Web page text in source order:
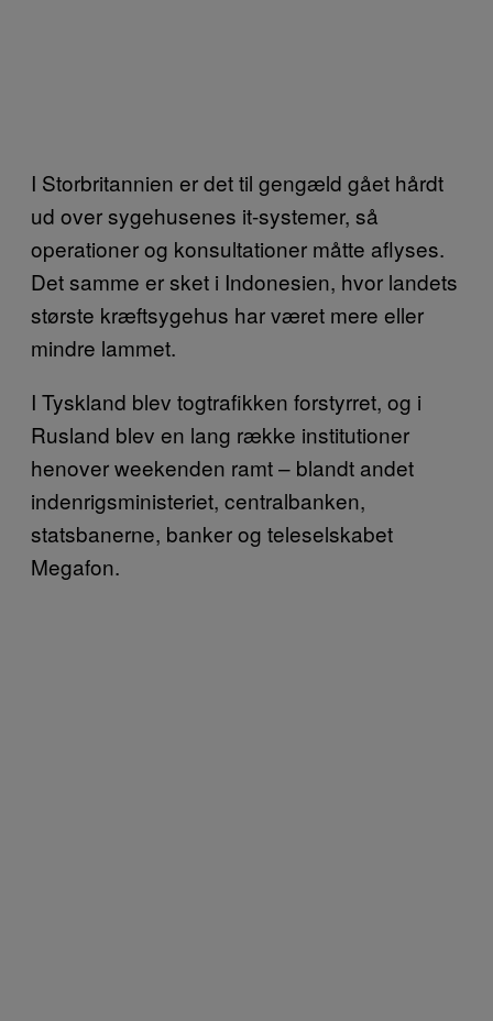
I Storbritannien er det til gengæld gået hårdt
ud over sygehusenes it-systemer, så
operationer og konsultationer måtte aflyses.
Det samme er sket i Indonesien, hvor landets
største kræftsygehus har været mere eller
mindre lammet.
I Tyskland blev togtrafikken forstyrret, og i
Rusland blev en lang række institutioner
henover weekenden ramt – blandt andet
indenrigsministeriet, centralbanken,
statsbanerne, banker og teleselskabet
Megafon.